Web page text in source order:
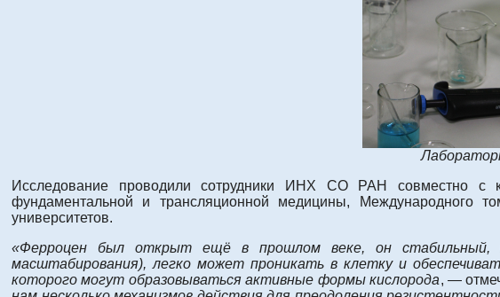
Исследование проводили сотрудники ИНХ СО РАН совместно с
фундаментальной и трансляционной медицины, Международного
университетов.
«Ферроцен был открыт ещё в прошлом веке, он стабильный,
масштабирования), легко может проникать в клетку и
которого могут образовываться активные формы кислорода, —